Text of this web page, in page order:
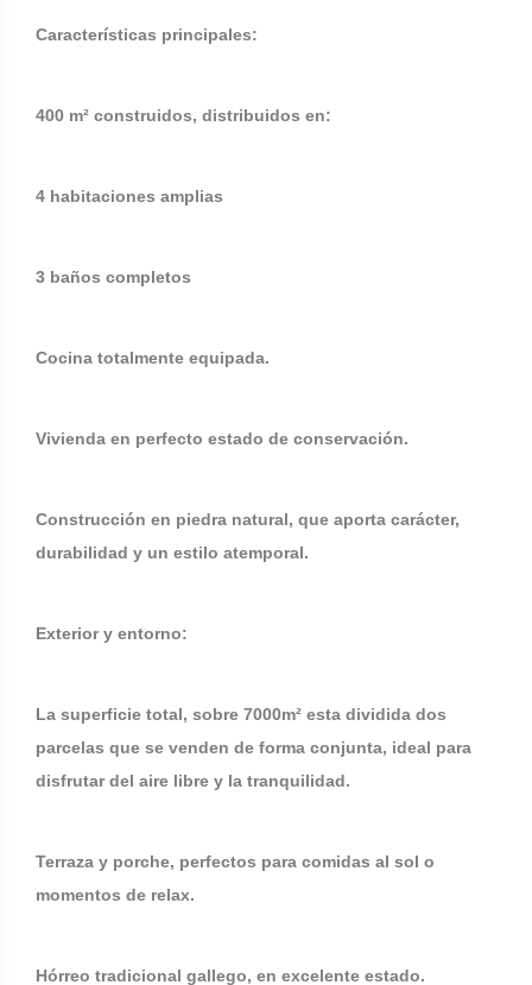
Características principales:
400 m² construidos, distribuidos en:
4 habitaciones amplias
3 baños completos
Cocina totalmente equipada.
Vivienda en perfecto estado de conservación.
Construcción en piedra natural, que aporta carácter,
durabilidad y un estilo atemporal.
Exterior y entorno:
La superficie total, sobre 7000m² esta dividida dos
parcelas que se venden de forma conjunta, ideal para
disfrutar del aire libre y la tranquilidad.
Terraza y porche, perfectos para comidas al sol o
momentos de relax.
Hórreo tradicional gallego, en excelente estado.